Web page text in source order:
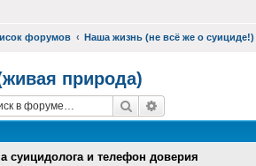
форумов Наша жизнь (не всё же о суициде!)
природа)
Поиск
суицидолога и телефон доверия